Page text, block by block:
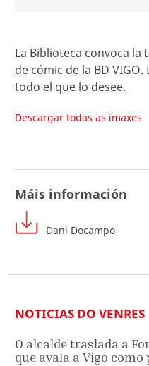
La Biblioteca convoca
de cómic de la BD
todo el que lo desee.
Descargar todas as imaxes
Máis información
Dani Docampo
NOTICIAS DO VENRES
O alcalde traslada a
que avala a Vigo